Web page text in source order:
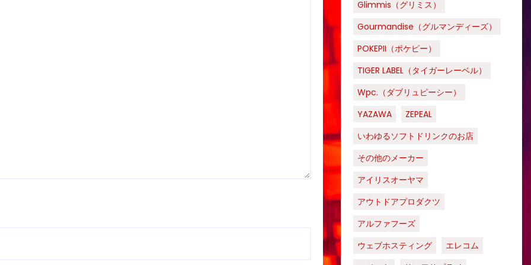
Glimmis（グリミス）
Gourmandise（グルマンディーズ）
POKEPII（ポケピー）
TIGER LABEL（タイガーレーベル）
Wpc.（ダブリュピーシー）
YAZAWA
ZEPEAL
いわゆるソフトドリンクのお店
その他のメーカー
アイリスオーヤマ
アウトドアプロダクツ
アルファフーズ
ウェブホスティング
エレコム